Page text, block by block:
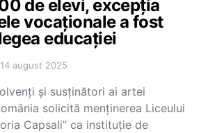
de elevi, excepția
vocaționale a fost
educației
14 august 2025
și susținători ai artei
solicită menținerea Liceului
Capsali” ca instituție de